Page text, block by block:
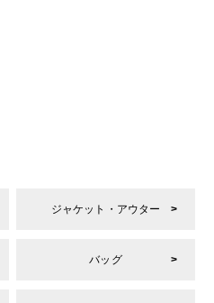
ジャケット・アウター
バッグ